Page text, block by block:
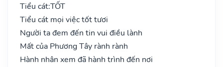
Tiểu cát:TỐT
Tiểu cát mọi việc tốt tươi
Người ta đem đến tin vui điều lành
Mất của Phương Tây rành rành
Hành nhân xem đã hành trình đến nơi